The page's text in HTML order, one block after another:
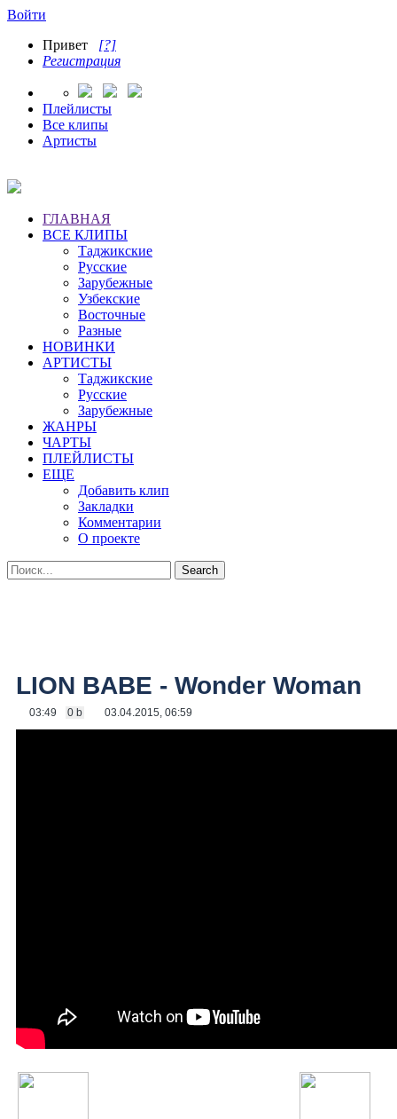
Войти
Привет [?]
Регистрация
Плейлисты
Все клипы
Артисты
ГЛАВНАЯ
ВСЕ КЛИПЫ
Таджикские
Русские
Зарубежные
Узбекские
Восточные
Разные
НОВИНКИ
АРТИСТЫ
Таджикские
Русские
Зарубежные
ЖАНРЫ
ЧАРТЫ
ПЛЕЙЛИСТЫ
ЕЩЕ
Добавить клип
Закладки
Комментарии
О проекте
LION BABE - Wonder Woman
03:49 0 b 03.04.2015, 06:59